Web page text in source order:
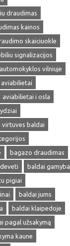
draudimas
kainos
skaiciuokle
signalizacijos
automokyklos vilniuje
aviabilietai
aviabilietai i osla
virtuves baldai
bagazo draudimas
baldai gamyba
pigiai
baldai jums
baldai klaipedoje
pagal užsakymą
kaune